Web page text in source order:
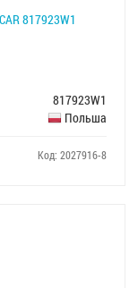
817923W1
817923W1
Польша
Код: 2027916-8